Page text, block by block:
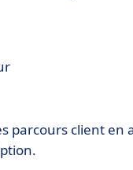
parcours client en